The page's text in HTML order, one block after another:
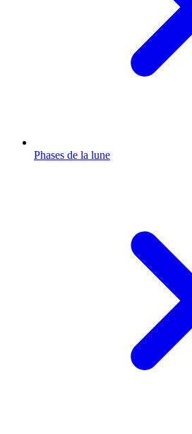
Phases de la lune